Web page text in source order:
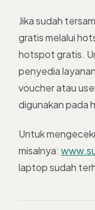
Jika sudah
gratis melalui
hotspot gratis.
penyedia
voucher atau
digunakan pada
Untuk
misalnya:
laptop sudah